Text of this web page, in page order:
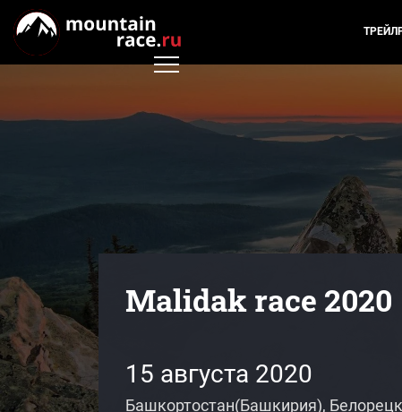
Malidak race 2020
15 августа 2020
Башкортостан(Башкирия),